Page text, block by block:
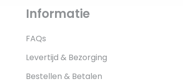
Informatie
FAQs
Levertijd & Bezorging
Bestellen & Betalen